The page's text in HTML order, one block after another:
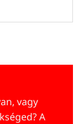
vagy
A